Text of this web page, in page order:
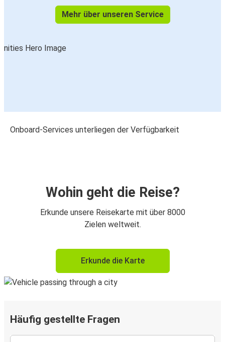
Mehr über unseren Service
Onboard-Services unterliegen der Verfügbarkeit
Wohin geht die Reise?
Erkunde unsere Reisekarte mit über 8000
Zielen weltweit.
Erkunde die Karte
Häufig gestellte Fragen